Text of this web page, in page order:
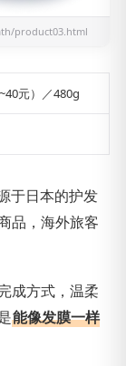
product03.html
元）／480g
于日本的护发
品，海外旅客
成方式，温柔
能像发膜一样